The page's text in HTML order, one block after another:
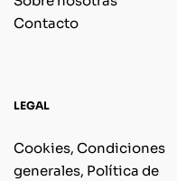
Contacto
LEGAL
Cookies, Condiciones
generales, Política de